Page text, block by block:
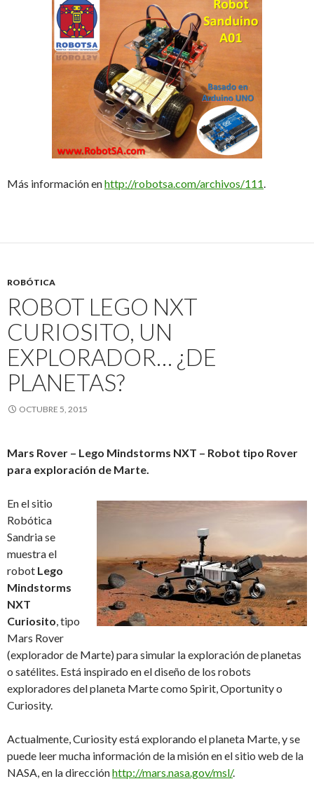
Más información enhttp://robotsa.com/archivos/111.
ROBÓTICA
ROBOT LEGO NXT
CURIOSITO, UN
EXPLORADOR… ¿DE
PLANETAS?
OCTUBRE 5, 2015
Mars Rover – Lego Mindstorms NXT – Robot tipo Rover
para exploración de Marte.
En el sitio
Robótica
Sandria se
muestra el
robot Lego
Mindstorms
NXT
Curiosito, tipo
Mars Rover
(explorador de Marte) para simular la exploración de planetas
o satélites. Está inspirado en el diseño de los robots
exploradores del planeta Marte como Spirit, Oportunity o
Curiosity.
Actualmente, Curiosity está explorando el planeta Marte, y se
puede leer mucha información de la misión en el sitio web de la
NASA, en la direcciónhttp://mars.nasa.gov/msl/.